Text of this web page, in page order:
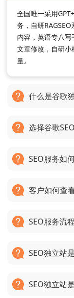
全国唯一采用
务，自研
内容，英语专八写
文章修改，自研
量。
什么是谷歌
选择谷歌
SEO服务如
客户如何查
SEO服务流
SEO独立站
SEO独立站